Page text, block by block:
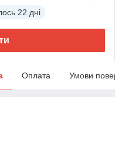
22 дні
Оплата Умови